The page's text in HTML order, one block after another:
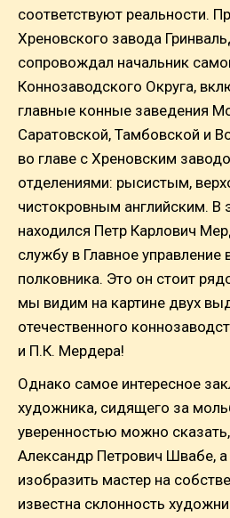
соответствуют реальности.
Хреновского завода
сопровождал начальник
Коннозаводского Округа,
главные конные заведения
Саратовской, Тамбовской и
во главе с Хреновским
отделениями: рысистым,
чистокровным английским. В
находился Петр Карлович
службу в Главное управление
полковника. Это он стоит
мы видим на картине двух
отечественного
и П.К. Мердера!
Однако самое интересное
художника, сидящего за
уверенностью можно
Александр Петрович Швабе,
изобразить мастер на
известна склонность